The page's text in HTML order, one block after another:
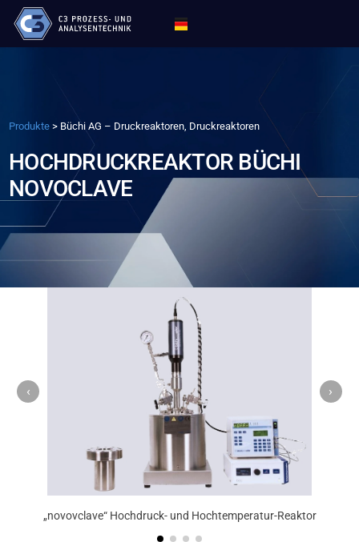
Produkte > Büchi AG – Druckreaktoren, Druckreaktoren
HOCHDRUCKREAKTOR BÜCHI
NOVOCLAVE
‹ ›
„novovclave“ Hochdruck- und Hochtemperatur-Reaktor